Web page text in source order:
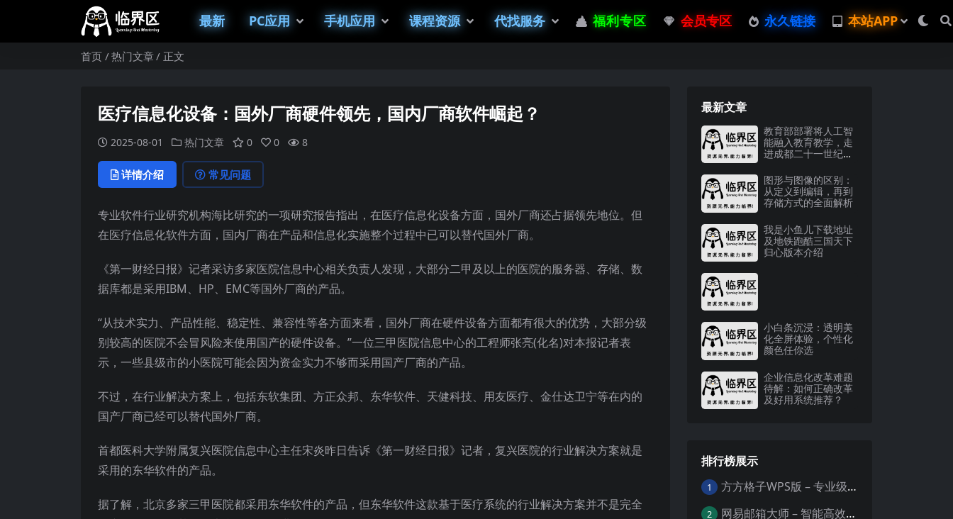
最新 PC应用 手机应用 课程资源 代找服务 福利专区 会员专区 永久链接 本站APP
首页 热门文章 正文
医疗信息化设备：国外厂商硬件领先，国内厂商软件崛起？
2025-08-01 热门文章 0 0 8
详情介绍 常见问题
专业软件行业研究机构海比研究的一项研究报告指出，在医疗信息化设备方面，国外厂商还占据领先地位。但
在医疗信息化软件方面，国内厂商在产品和信息化实施整个过程中已可以替代国外厂商。
《第一财经日报》记者采访多家医院信息中心相关负责人发现，大部分二甲及以上的医院的服务器、存储、数
据库都是采用IBM、HP、EMC等国外厂商的产品。
“从技术实力、产品性能、稳定性、兼容性等各方面来看，国外厂商在硬件设备方面都有很大的优势，大部分级
别较高的医院不会冒风险来使用国产的硬件设备。”一位三甲医院信息中心的工程师张亮(化名)对本报记者表
示，一些县级市的小医院可能会因为资金实力不够而采用国产厂商的产品。
不过，在行业解决方案上，包括东软集团、方正众邦、东华软件、天健科技、用友医疗、金仕达卫宁等在内的
国产厂商已经可以替代国外厂商。
首都医科大学附属复兴医院信息中心主任宋炎昨日告诉《第一财经日报》记者，复兴医院的行业解决方案就是
采用的东华软件的产品。
据了解，北京多家三甲医院都采用东华软件的产品，但东华软件这款基于医疗系统的行业解决方案并不是完全
最新文章
教育部部署将人工智
能融入教育教学，走
进成都二十一世纪学
图形与图像的区别：
从定义到编辑，再到
存储方式的全面解析
我是小鱼儿下载地址
及地铁跑酷三国天下
归心版本介绍
小白条沉浸：透明美
化全屏体验，个性化
颜色任你选
企业信息化改革难题
待解：如何正确改革
及好用系统推荐？
排行榜展示
1 方方格子WPS版 – 专业级Excel/WPS表格效率增强插件
2 网易邮箱大师 – 智能高效的全平台邮箱管理专家